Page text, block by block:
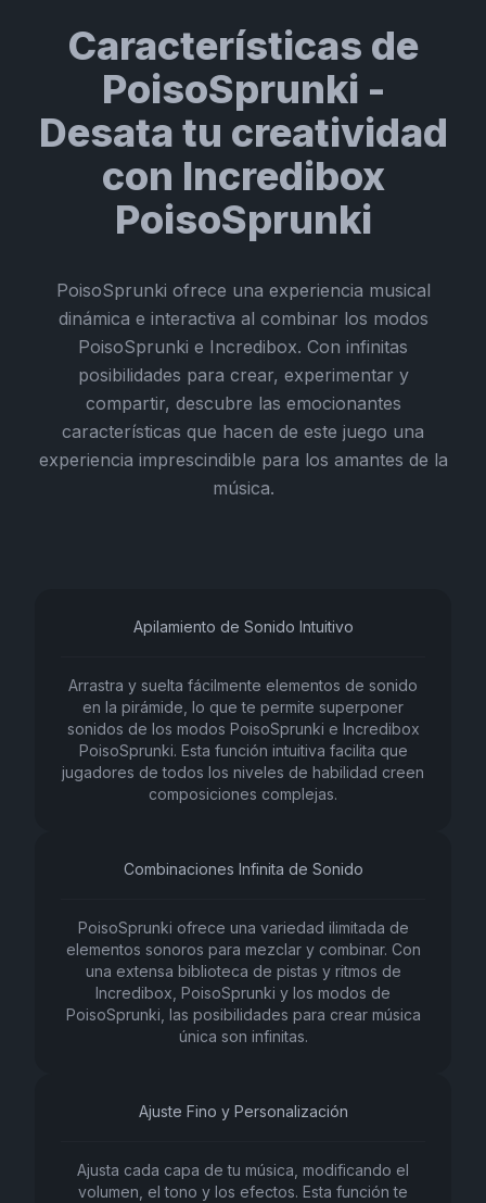
Características de
PoisoSprunki -
Desata tu creatividad
con Incredibox
PoisoSprunki
PoisoSprunki ofrece una experiencia musical
dinámica e interactiva al combinar los modos
PoisoSprunki e Incredibox. Con infinitas
posibilidades para crear, experimentar y
compartir, descubre las emocionantes
características que hacen de este juego una
experiencia imprescindible para los amantes de la
música.
Apilamiento de Sonido Intuitivo
Arrastra y suelta fácilmente elementos de sonido
en la pirámide, lo que te permite superponer
sonidos de los modos PoisoSprunki e Incredibox
PoisoSprunki. Esta función intuitiva facilita que
jugadores de todos los niveles de habilidad creen
composiciones complejas.
Combinaciones Infinita de Sonido
PoisoSprunki ofrece una variedad ilimitada de
elementos sonoros para mezclar y combinar. Con
una extensa biblioteca de pistas y ritmos de
Incredibox, PoisoSprunki y los modos de
PoisoSprunki, las posibilidades para crear música
única son infinitas.
Ajuste Fino y Personalización
Ajusta cada capa de tu música, modificando el
volumen, el tono y los efectos. Esta función te